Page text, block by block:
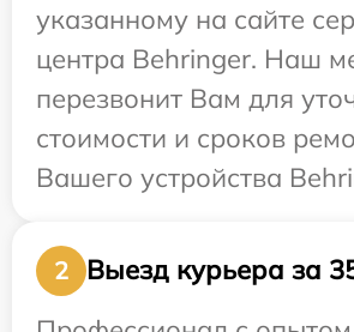
указанному на сайте
центра Behringer. Наш
перезвонит Вам для
стоимости и сроков
Вашего устройства
2
Выезд курьера за